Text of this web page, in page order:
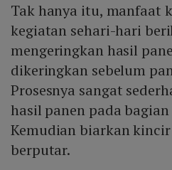
Tak hanya itu, manfaat
kegiatan sehari-hari
mengeringkan hasil
dikeringkan sebelum
Prosesnya sangat
hasil panen pada
Kemudian biarkan
berputar.